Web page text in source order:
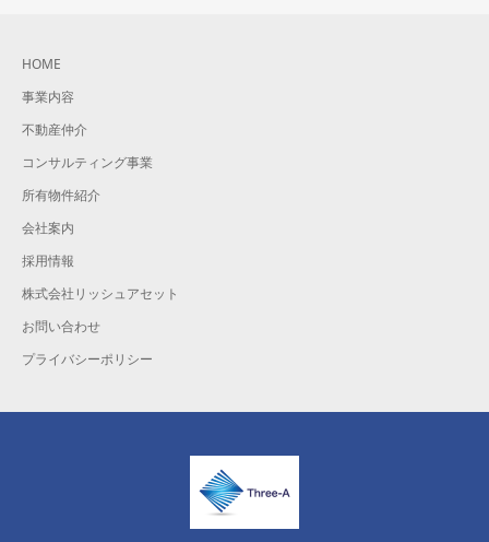
HOME
事業内容
不動産仲介
コンサルティング事業
所有物件紹介
会社案内
採用情報
株式会社リッシュアセット
お問い合わせ
プライバシーポリシー